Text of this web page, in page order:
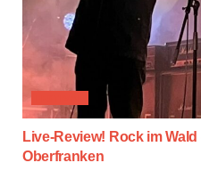
Live-Review! Rock im
Oberfranken